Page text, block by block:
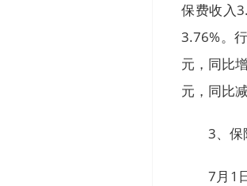
保费收入
3.76%。
元，同比
元，同比
3、保
7月1